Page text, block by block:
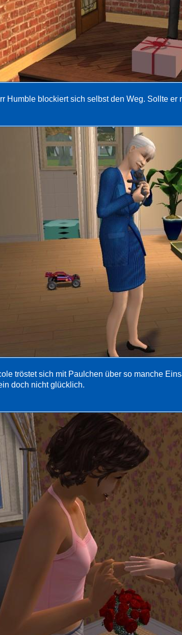
Humble blockiert sich selbst den Weg. Sollte er
tröstet sich mit Paulchen über so manche
doch nicht glücklich.